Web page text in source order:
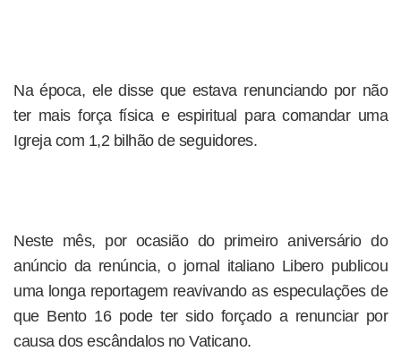
Na época, ele disse que estava renunciando por não
ter mais força física e espiritual para comandar uma
Igreja com 1,2 bilhão de seguidores.
Neste mês, por ocasião do primeiro aniversário do
anúncio da renúncia, o jornal italiano Libero publicou
uma longa reportagem reavivando as especulações de
que Bento 16 pode ter sido forçado a renunciar por
causa dos escândalos no Vaticano.